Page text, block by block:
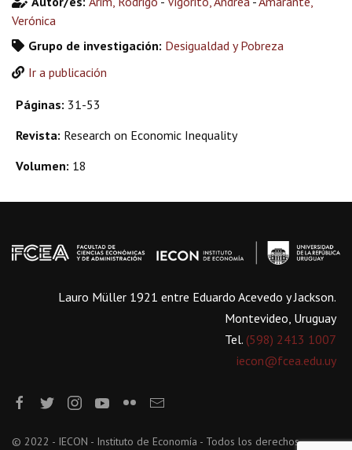
Verónica
Grupo de investigación: Desigualdad y Pobreza
Ir a publicación
Páginas: 31-53
Revista: Research on Economic Inequality
Volumen: 18
Lauro Müller 1921 entre Eduardo Acevedo y Jackson.
Montevideo, Uruguay
Tel. (598) 2413 1007
iecon@fcea.edu.uy
© 2022 - IECON - Instituto de Economía - Todos los derechos